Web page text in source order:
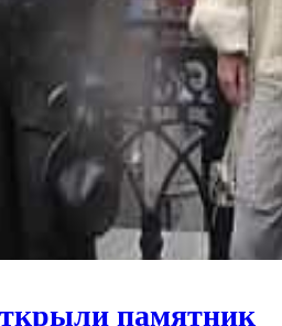
памятник